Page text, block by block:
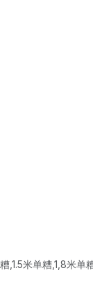
,1.5米单糟,1,8米